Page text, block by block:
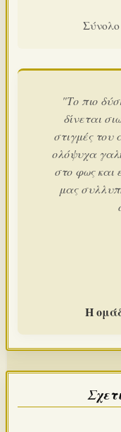
Σύνολο
"Το πιο
δίνεται
στιγμές του
ολόψυχα
στο φως και
μας
Η